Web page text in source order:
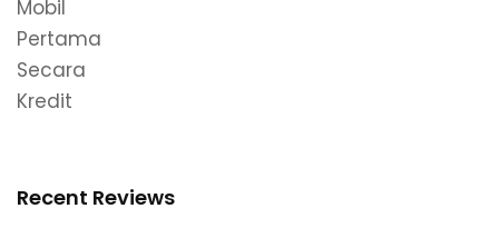
Recent Reviews